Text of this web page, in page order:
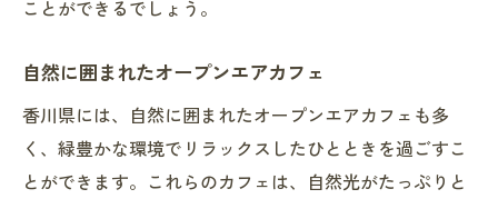
ことができるでしょう。
自然に囲まれたオープンエアカフェ
香川県には、自然に囲まれたオープンエアカフェも多
く、緑豊かな環境でリラックスしたひとときを過ごすこ
とができます。これらのカフェは、自然光がたっぷりと